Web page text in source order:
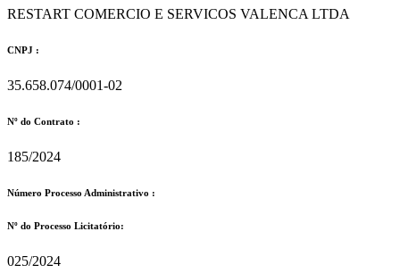
RESTART COMERCIO E SERVICOS VALENCA LTDA
CNPJ :
35.658.074/0001-02
Nº do Contrato :
185/2024
Número Processo Administrativo :
Nº do Processo Licitatório:
025/2024